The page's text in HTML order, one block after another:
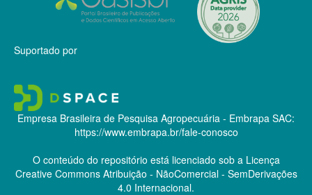
Suportado por
Empresa Brasileira de Pesquisa Agropecuária - Embrapa SAC:
https://www.embrapa.br/fale-conosco
O conteúdo do repositório está licenciado sob a Licença
Creative CommonsAtribuição - NãoComercial - SemDerivações
4.0 Internacional.